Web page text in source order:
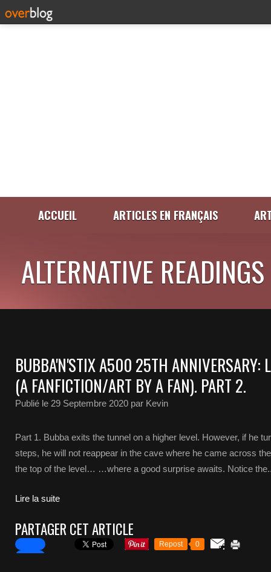
ACCUEIL ARTICLES EN FRANÇAIS
ALTERNATIVE READINGS
BUBBA'N'STIX A500 25TH ANNIVERSARY:
(A FANFICTION/ART BY A FAN). PART 2.
Publié le 29 Septembre 2020 par Kevin
Part 1. Bubba exits the tunnel on a higher level. However, if he
steps, he will not reappear in the cave where he came across
the top of the level… …where a good surprise awaits. Notice
Lire la suite
PARTAGER CET ARTICLE
Repost 0